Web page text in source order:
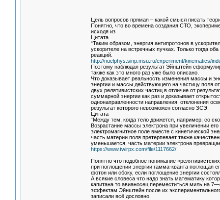
Цель вопросов прямая – какой смысл писать
Понятно, что во времена создания СТО,
исходя из
Цитата
“Таким образом, энергия антипротонов в
ускорителе на встречных пучках. Только тогда
реакций.
http://nuclphys.sinp.msu.ru/experiment/kinematics/
Поэтому наблюдая результат Эйнштейн
также как это много раз уже было описано.
Что доказывает реальность изменения массы и
энергии и массы действующего на частицу поля
двух релятивистских частиц в отличие от
суммарной энергии как раз и доказывает
однонаправленности направления отклонения
результат которого невозможен согласно ЗСЭ.
Цитата
“Между тем, когда тело движется, например, со
Возрастание массы электрона при увеличении
электромагнитное поле вместе с кинетической
часть материи поля претерпевает также
уменьшается, часть материи электрона
https://www.twirpx.com/file/1117662/
Понятно что подобное понимание
при поглощении энергии гамма-кванта поглощая
фотон или сбоку, если поглощение энергии
А всякие словеса что надо знать математику
капитана то авианосец переместиться миль на
эффектам Эйнштейн после их
записали всё дословно.